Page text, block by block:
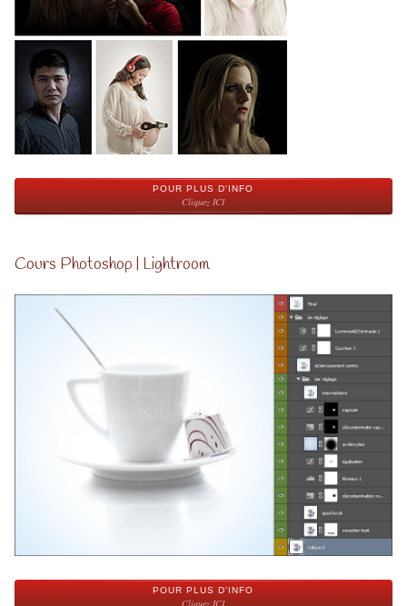
POUR PLUS D'INFO
Cliquez ICI
Cours Photoshop | Lightroom
POUR PLUS D'INFO
Cliquez ICI